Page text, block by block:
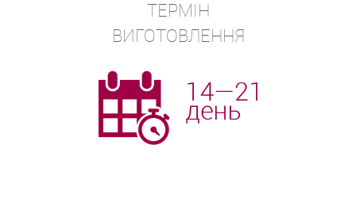
ТЕРМІН
ВИГОТОВЛЕННЯ